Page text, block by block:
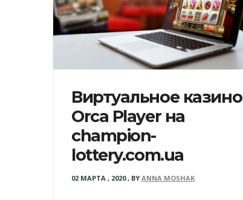
Виртуальное казино
Orca Player на
champion-
lottery.com.ua
02 МАРТА , 2020, BY ANNA MOSHAK